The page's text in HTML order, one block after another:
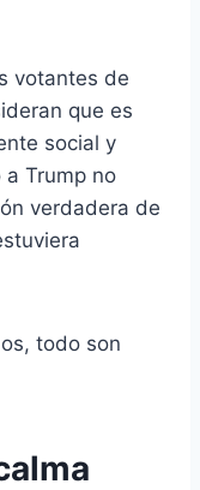
votantes de
que es
social y
Trump no
verdadera de
todo son